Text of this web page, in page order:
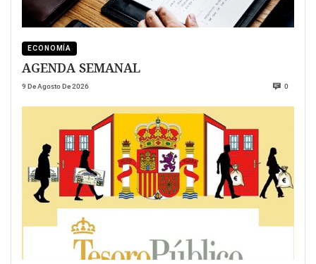
ECONOMÍA
AGENDA SEMANAL
9 De Agosto De 2026 0